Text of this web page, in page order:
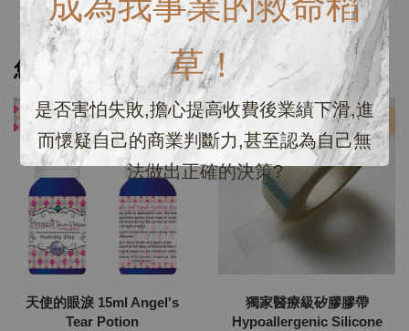
草！
是否害怕失敗,擔心提高收費後業績下滑,進
而懷疑自己的商業判斷力,甚至認為自己無
法做出正確的決策?
您可能也喜歡
優惠
天使的眼淚 15ml Angel's
Tear Potion
優惠
獨家醫療級矽膠膠帶
Hypoallergenic Silicone